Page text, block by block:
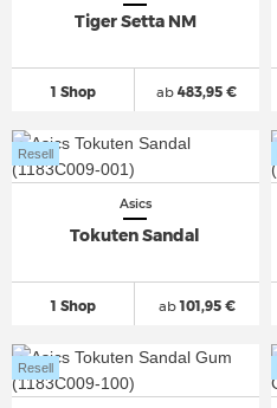
Tiger Setta NM
1 Shop ab 483,95 €
Asics
Tokuten Sandal
1 Shop
Resell
ab101,95 €
Resell